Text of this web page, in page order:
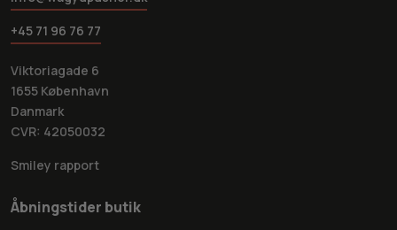
+45 71 96 76 77
Viktoriagade 6
1655 København
Danmark
CVR: 42050032
Smiley rapport
Åbningstider butik